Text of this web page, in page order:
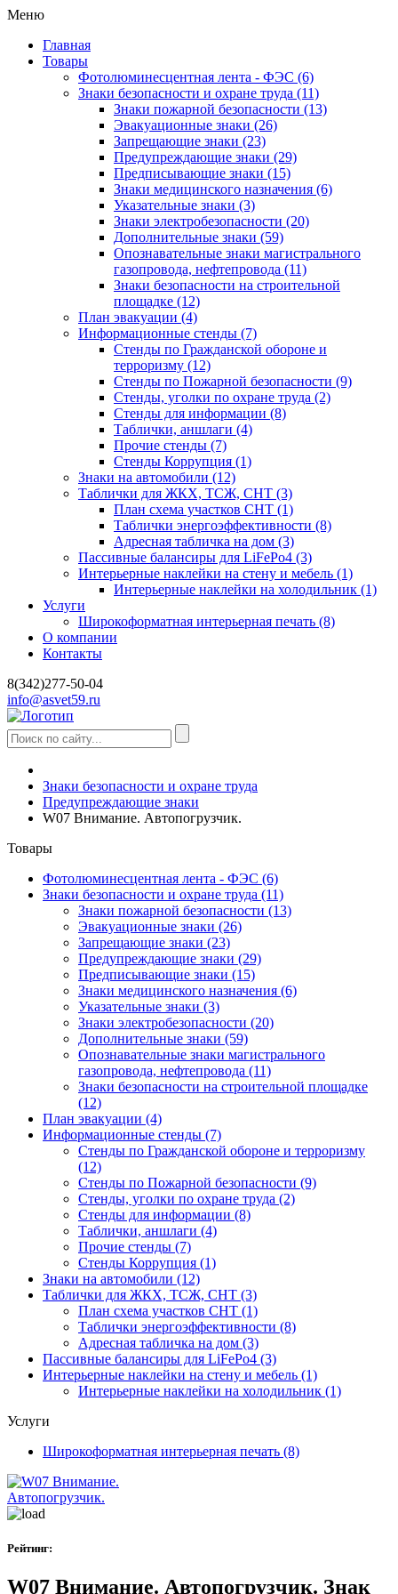
Меню
Главная
Товары
Фотолюминесцентная лента - ФЭС (6)
Знаки безопасности и охране труда (11)
Знаки пожарной безопасности (13)
Эвакуационные знаки (26)
Запрещающие знаки (23)
Предупреждающие знаки (29)
Предписывающие знаки (15)
Знаки медицинского назначения (6)
Указательные знаки (3)
Знаки электробезопасности (20)
Дополнительные знаки (59)
Опознавательные знаки магистрального
газопровода, нефтепровода (11)
Знаки безопасности на строительной
площадке (12)
План эвакуации (4)
Информационные стенды (7)
Стенды по Гражданской обороне и
терроризму (12)
Стенды по Пожарной безопасности (9)
Стенды, уголки по охране труда (2)
Стенды для информации (8)
Таблички, аншлаги (4)
Прочие стенды (7)
Стенды Коррупция (1)
Знаки на автомобили (12)
Таблички для ЖКХ, ТСЖ, СНТ (3)
План схема участков СНТ (1)
Таблички энергоэффективности (8)
Адресная табличка на дом (3)
Пассивные балансиры для LiFePo4 (3)
Интерьерные наклейки на стену и мебель (1)
Интерьерные наклейки на холодильник (1)
Услуги
Широкоформатная интерьерная печать (8)
О компании
Контакты
8(342)277-50-04
info@asvet59.ru
Знаки безопасности и охране труда
Предупреждающие знаки
W07 Внимание. Автопогрузчик.
Товары
Фотолюминесцентная лента - ФЭС (6)
Знаки безопасности и охране труда (11)
Знаки пожарной безопасности (13)
Эвакуационные знаки (26)
Запрещающие знаки (23)
Предупреждающие знаки (29)
Предписывающие знаки (15)
Знаки медицинского назначения (6)
Указательные знаки (3)
Знаки электробезопасности (20)
Дополнительные знаки (59)
Опознавательные знаки магистрального
газопровода, нефтепровода (11)
Знаки безопасности на строительной площадке
(12)
План эвакуации (4)
Информационные стенды (7)
Стенды по Гражданской обороне и терроризму
(12)
Стенды по Пожарной безопасности (9)
Стенды, уголки по охране труда (2)
Стенды для информации (8)
Таблички, аншлаги (4)
Прочие стенды (7)
Стенды Коррупция (1)
Знаки на автомобили (12)
Таблички для ЖКХ, ТСЖ, СНТ (3)
План схема участков СНТ (1)
Таблички энергоэффективности (8)
Адресная табличка на дом (3)
Пассивные балансиры для LiFePo4 (3)
Интерьерные наклейки на стену и мебель (1)
Интерьерные наклейки на холодильник (1)
Услуги
Широкоформатная интерьерная печать (8)
Рейтинг:
W07 Внимание. Автопогрузчик. Знак